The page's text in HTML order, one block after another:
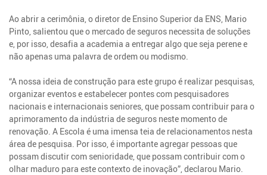
Ao abrir a cerimônia, o diretor de Ensino Superior da ENS, Mario
Pinto, salientou que o mercado de seguros necessita de soluções
e, por isso, desafia a academia a entregar algo que seja perene e
não apenas uma palavra de ordem ou modismo.
“A nossa ideia de construção para este grupo é realizar pesquisas,
organizar eventos e estabelecer pontes com pesquisadores
nacionais e internacionais seniores, que possam contribuir para o
aprimoramento da indústria de seguros neste momento de
renovação. A Escola é uma imensa teia de relacionamentos nesta
área de pesquisa. Por isso, é importante agregar pessoas que
possam discutir com senioridade, que possam contribuir com o
olhar maduro para este contexto de inovação”, declarou Mario.